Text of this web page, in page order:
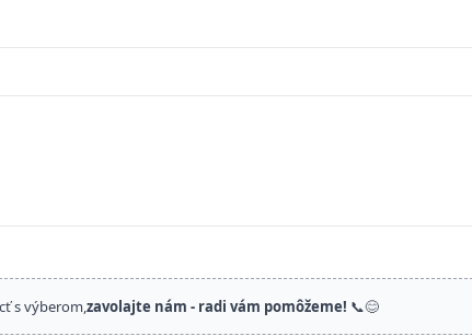
s výberom,zavolajte nám - radi vám pomôžeme! 📞😊